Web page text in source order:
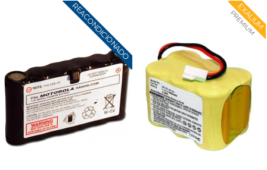
REACONDICIONADO EXALIUM
PREMIUM